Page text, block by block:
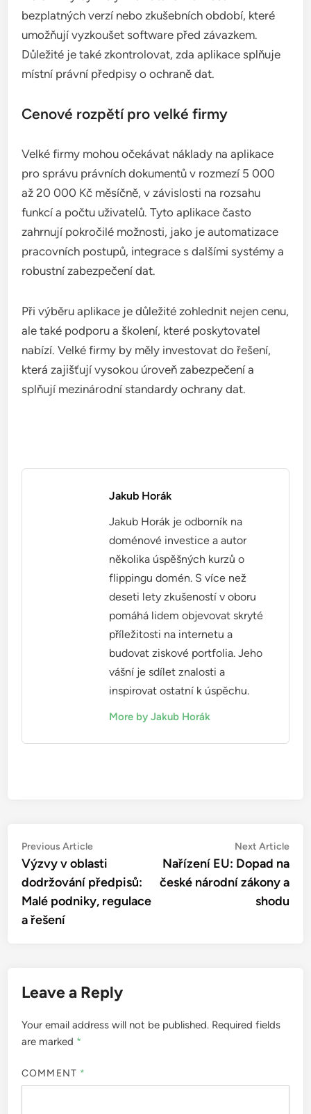
bezplatných verzí nebo zkušebních období, které
umožňují vyzkoušet software před závazkem.
Důležité je také zkontrolovat, zda aplikace splňuje
místní právní předpisy o ochraně dat.
Cenové rozpětí pro velké firmy
Velké firmy mohou očekávat náklady na aplikace
pro správu právních dokumentů v rozmezí 5 000
až 20 000 Kč měsíčně, v závislosti na rozsahu
funkcí a počtu uživatelů. Tyto aplikace často
zahrnují pokročilé možnosti, jako je automatizace
pracovních postupů, integrace s dalšími systémy a
robustní zabezpečení dat.
Při výběru aplikace je důležité zohlednit nejen cenu,
ale také podporu a školení, které poskytovatel
nabízí. Velké firmy by měly investovat do řešení,
která zajišťují vysokou úroveň zabezpečení a
splňují mezinárodní standardy ochrany dat.
Jakub Horák
Jakub Horák je odborník na
doménové investice a autor
několika úspěšných kurzů o
flippingu domén. S více než
deseti lety zkušeností v oboru
pomáhá lidem objevovat skryté
příležitosti na internetu a
budovat ziskové portfolia. Jeho
vášní je sdílet znalosti a
inspirovat ostatní k úspěchu.
More by Jakub Horák
Post
navigation
Previous ArticlePrevious
article:
Výzvy v oblasti
dodržování předpisů:
Malé podniky, regulace
a řešení
Next Article
Nařízení EU: Dopad na
české národní zákony a
shodu
Leave a Reply
Your email address will not be published. Required fields
are marked *
COMMENT *